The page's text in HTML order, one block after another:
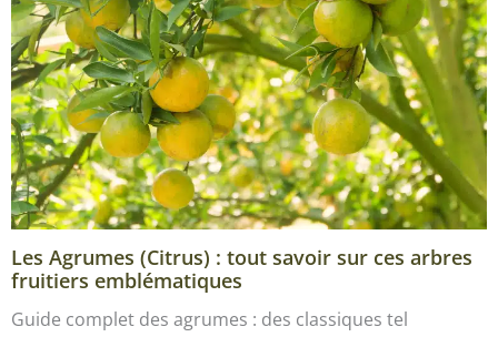
Les Agrumes (Citrus) : tout savoir sur ces arbres
fruitiers emblématiques
Guide complet des agrumes : des classiques tel